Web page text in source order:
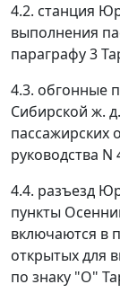
4.2. станция
выполнения
параграфу 3
4.3. обгонные
Сибирской ж.
пассажирских
руководства N
4.4. разъезд
пункты
включаются в
открытых для
по знаку "О"